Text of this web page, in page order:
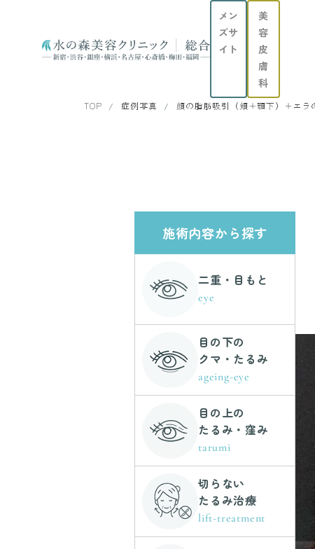
メン
ズサ
イト
美
容
皮
膚
科
TOP 症例写真 顔の脂肪吸引（頬＋顎下）＋エラ
施術内容から探す
二重・目もと
eye
目の下の
クマ・たるみ
ageing-eye
目の上の
たるみ・窪み
tarumi
切らない
たるみ治療
lift-treatment